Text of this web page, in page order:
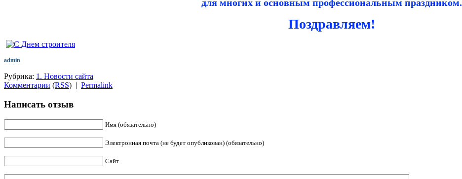
для многих и основным профессиональным праздником.
Поздравляем!
admin
Рубрика: 1. Новости сайта
Комментарии (RSS) | Permalink
Написать отзыв
Имя (обязательно)
Электронная почта (не будет опубликован) (обязательно)
Сайт